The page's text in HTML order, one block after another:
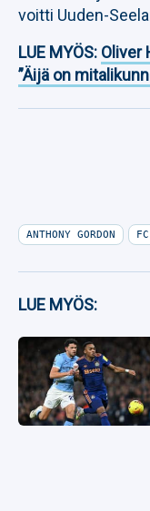
voitti Uuden-
LUE MYÖS: Oliver
”Äijä on
ANTHONY GORDON
LUE MYÖS: